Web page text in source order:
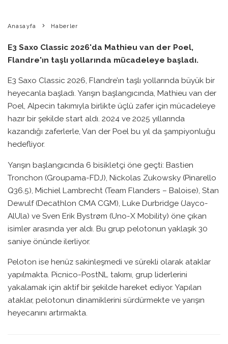
Anasayfa Haberler
E3 Saxo Classic 2026'da Mathieu van der Poel,
Flandre'ın taşlı yollarında mücadeleye başladı.
E3 Saxo Classic 2026, Flandre’ın taşlı yollarında büyük bir
heyecanla başladı. Yarışın başlangıcında, Mathieu van der
Poel, Alpecin takımıyla birlikte üçlü zafer için mücadeleye
hazır bir şekilde start aldı. 2024 ve 2025 yıllarında
kazandığı zaferlerle, Van der Poel bu yıl da şampiyonluğu
hedefliyor.
Yarışın başlangıcında 6 bisikletçi öne geçti: Bastien
Tronchon (Groupama-FDJ), Nickolas Zukowsky (Pinarello
Q36.5), Michiel Lambrecht (Team Flanders – Baloise), Stan
Dewulf (Decathlon CMA CGM), Luke Durbridge (Jayco-
AlUla) ve Sven Erik Bystrøm (Uno-X Mobility) öne çıkan
isimler arasında yer aldı. Bu grup pelotonun yaklaşık 30
saniye önünde ilerliyor.
Peloton ise henüz sakinleşmedi ve sürekli olarak ataklar
yapılmakta. Picnico-PostNL takımı, grup liderlerini
yakalamak için aktif bir şekilde hareket ediyor. Yapılan
ataklar, pelotonun dinamiklerini sürdürmekte ve yarışın
heyecanını artırmakta.